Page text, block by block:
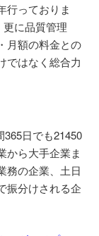
行っておりま
に品質管理
月額の料金との
ではなく総合力
日でも21450
から大手企業ま
務の企業、土日
振分けされる企